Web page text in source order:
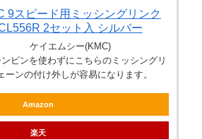
9スピード用ミッシングリンク
2セット入 シルバー
ケイエムシー(KMC)
ピンを使わずにこちらのミッシングリ
ーンの付け外しが容易になります。
Amazon
楽天